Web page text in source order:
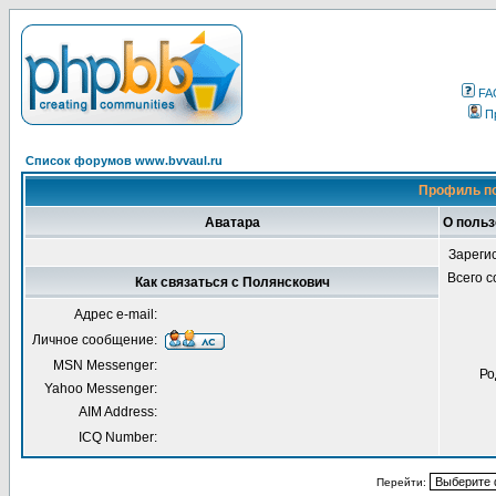
Список форумов www.bvvaul.ru
Профиль
Аватара О
Всего
Как связаться с Полянскович
Адрес e-mail:
Личное сообщение:
MSN Messenger:
Yahoo Messenger:
AIM Address:
ICQ Number:
Перейти: